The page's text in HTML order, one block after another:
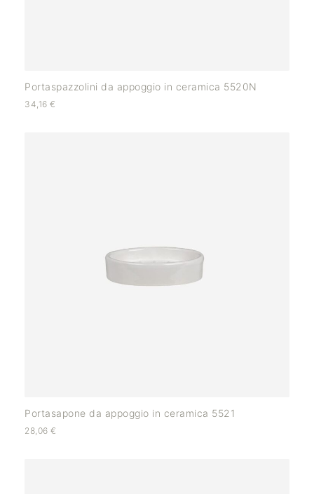
Portaspazzolini da appoggio in ceramica 5520N
34,16 €
Portasapone da appoggio in ceramica 5521
28,06 €